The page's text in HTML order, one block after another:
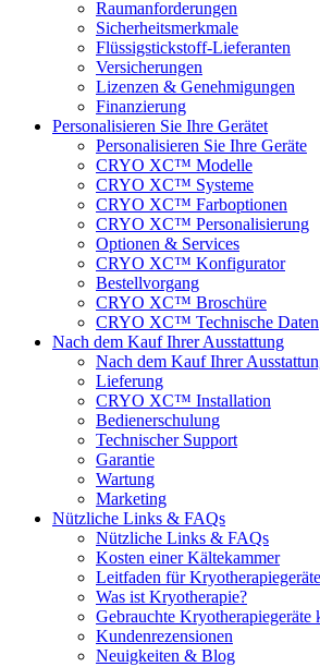
Raumanforderungen
Sicherheitsmerkmale
Flüssigstickstoff-Lieferanten
Versicherungen
Lizenzen & Genehmigungen
Finanzierung
Personalisieren Sie Ihre Gerätet
Personalisieren Sie Ihre Geräte
CRYO XC™ Modelle
CRYO XC™ Systeme
CRYO XC™ Farboptionen
CRYO XC™ Personalisierung
Optionen & Services
CRYO XC™ Konfigurator
Bestellvorgang
CRYO XC™ Broschüre
CRYO XC™ Technische Daten
Nach dem Kauf Ihrer Ausstattung
Nach dem Kauf Ihrer
Lieferung
CRYO XC™ Installation
Bedienerschulung
Technischer Support
Garantie
Wartung
Marketing
Nützliche Links & FAQs
Nützliche Links & FAQs
Kosten einer Kältekammer
Leitfaden für Kryotherapiegeräte
Was ist Kryotherapie?
Gebrauchte Kryotherapiegeräte
Kundenrezensionen
Neuigkeiten & Blog